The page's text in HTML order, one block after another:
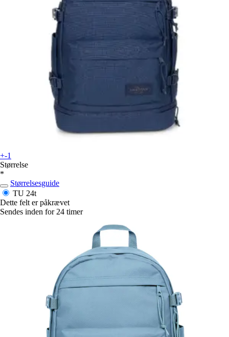
+-1
Størrelse
*
Størrelsesguide
TU 24t
Dette felt er påkrævet
Sendes inden for 24 timer